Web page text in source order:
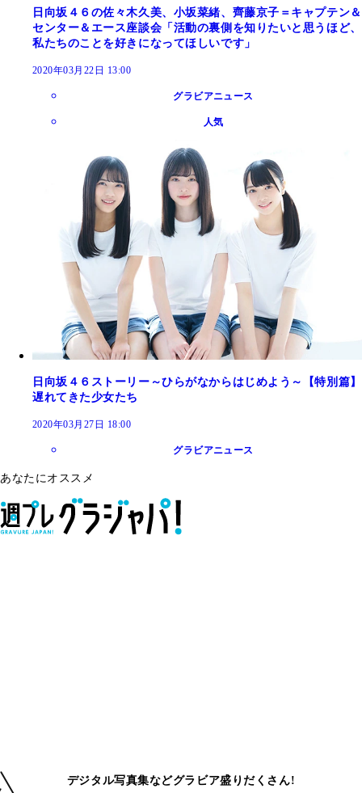
日向坂４６の佐々木久美、小坂菜緒、齊藤京子＝キャプテン＆
センター＆エース座談会「活動の裏側を知りたいと思うほど、
私たちのことを好きになってほしいです」
2020年03月22日 13:00
グラビアニュース
人気
日向坂４６ストーリー～ひらがなからはじめよう～【特別篇】
遅れてきた少女たち
2020年03月27日 18:00
グラビアニュース
あなたにオススメ
デジタル写真集などグラビア盛りだくさん!